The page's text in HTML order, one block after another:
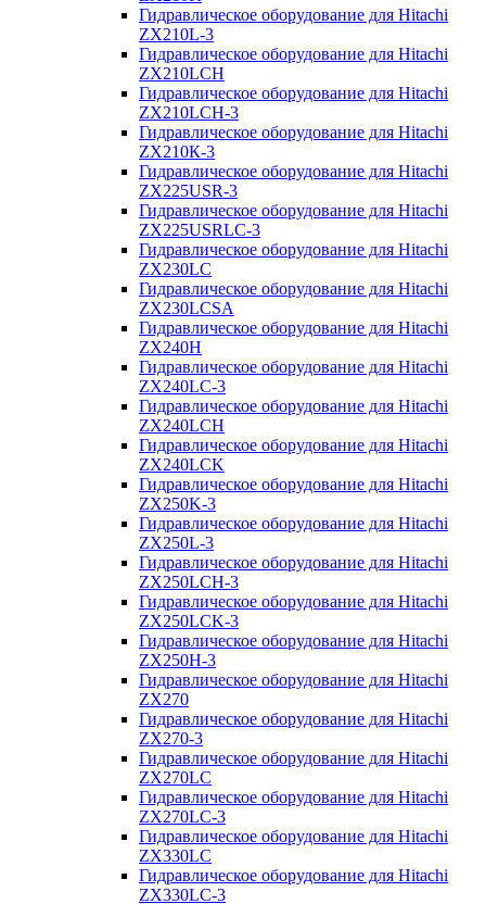
Гидравлическое оборудование для Hitachi
ZX210L-3
Гидравлическое оборудование для Hitachi
ZX210LCH
Гидравлическое оборудование для Hitachi
ZX210LCH-3
Гидравлическое оборудование для Hitachi
ZX210К-3
Гидравлическое оборудование для Hitachi
ZX225USR-3
Гидравлическое оборудование для Hitachi
ZX225USRLC-3
Гидравлическое оборудование для Hitachi
ZX230LC
Гидравлическое оборудование для Hitachi
ZX230LCSA
Гидравлическое оборудование для Hitachi
ZX240H
Гидравлическое оборудование для Hitachi
ZX240LC-3
Гидравлическое оборудование для Hitachi
ZX240LCH
Гидравлическое оборудование для Hitachi
ZX240LCK
Гидравлическое оборудование для Hitachi
ZX250K-3
Гидравлическое оборудование для Hitachi
ZX250L-3
Гидравлическое оборудование для Hitachi
ZX250LCH-3
Гидравлическое оборудование для Hitachi
ZX250LCK-3
Гидравлическое оборудование для Hitachi
ZX250Н-3
Гидравлическое оборудование для Hitachi
ZX270
Гидравлическое оборудование для Hitachi
ZX270-3
Гидравлическое оборудование для Hitachi
ZX270LC
Гидравлическое оборудование для Hitachi
ZX270LC-3
Гидравлическое оборудование для Hitachi
ZX330LC
Гидравлическое оборудование для Hitachi
ZX330LC-3